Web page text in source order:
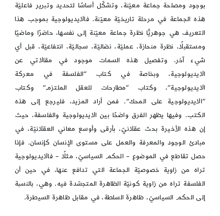
بوجود ومصلحة جماعة معيّنة، وتشكّل أساسًا لتحديد وتبرير فاعليّة
هذه الجماعة في مرحلة تاريخيّة معيّنة. فالايديولوجية بموجب هذا
التعريف هي جوهريًّا نظرة جماعة معيّنة إلى نفسها، حاضرًا وماضيًا
ومستقبلًا، نظرة منحازة، عمليّة، نضاليّة، سجاليّة، انتفاعيّة، قبل أي
شيء آخر. وتفصيل هذه السمات موجود في مقالاتي عن
الايديولوجية، وبخاصة في كتاب “الفلسفة في معركة
الايديولوجية”، وكتاب “مطارحات للعقل الملتزم” وكتاب
“الايديولوجية على المحك”. فمن أراد المزيد، فليرجع إلى هذه
الكتب. وفيها يظهر الفرق واضحًا بين الايديولوجية والفلسفة، حيث
إن هذه الأخيرة بحث عقلانيّ، بأرقى وأوسع معاني العقلانيّة، في
مبادئ الوجود والمعرفة والعمل على مستوى الإنسان كإنسان. فإذا
حصل تقاطع في الموضوع – الحكم السياسيّ، مثلًا – فالايديولوجية
تراه من زاوية خصوصيّة الجماعة التي تدافع عنها، في حين أن
الفلسفة تراه من زاوية كونيّة الظاهرة المتجسّدة فيه. وهي، بالنسبة
إلى الحكم السياسيّ، ظاهرة السلطة، في مقابل ظاهرة السيطرة.